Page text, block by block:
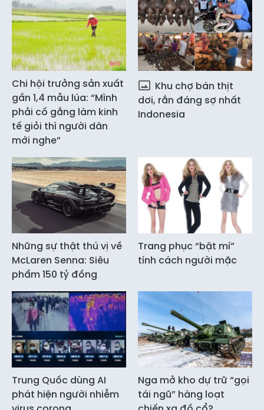
Chi hội trưởng sản xuất
gần 1,4 mẫu lúa: “Mình
phải cố gắng làm kinh
tế giỏi thì người dân
mới nghe”
Khu chợ bán thịt
dơi, rắn đáng sợ nhất
Indonesia
Những sự thật thú vị về
McLaren Senna: Siêu
phẩm 150 tỷ đồng
Trang phục “bật mí”
tính cách người mặc
Trung Quốc dùng AI
phát hiện người nhiễm
Nga mở kho dự trữ “gọi
tái ngũ” hàng loạt